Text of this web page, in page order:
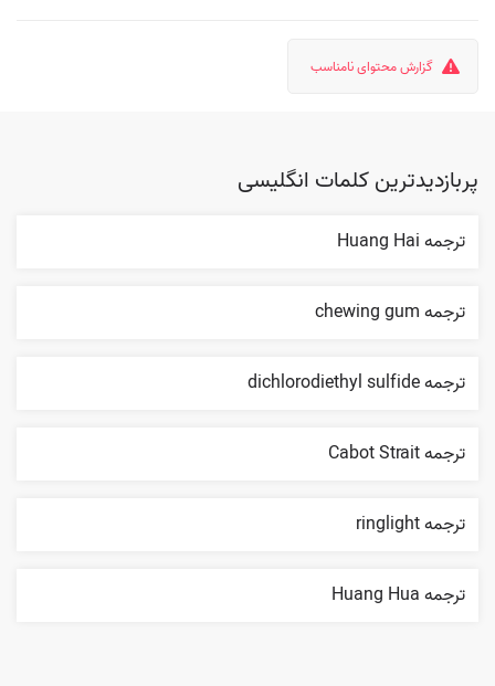
گزارش محتوای نامناسب
پربازدیدترین کلمات انگلیسی
ترجمه Huang Hai
ترجمه chewing gum
ترجمه dichlorodiethyl sulfide
ترجمه Cabot Strait
ترجمه ringlight
ترجمه Huang Hua